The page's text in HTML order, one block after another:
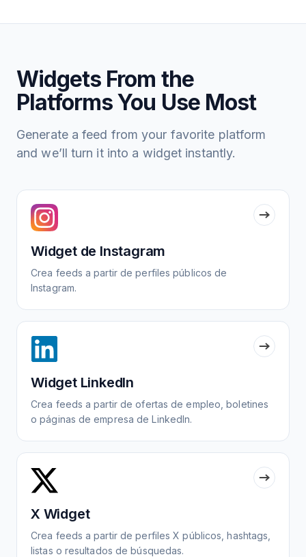
Widgets From the
Platforms You Use Most
Generate a feed from your favorite platform
and we’ll turn it into a widget instantly.
Widget de Instagram
Crea feeds a partir de perfiles públicos de
Instagram.
Widget LinkedIn
Crea feeds a partir de ofertas de empleo, boletines
o páginas de empresa de LinkedIn.
X Widget
Crea feeds a partir de perfiles X públicos, hashtags,
listas o resultados de búsquedas.